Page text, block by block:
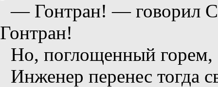
— Гонтран! — говорил
Гонтран!
Но, поглощенный
Инженер перенес тогда